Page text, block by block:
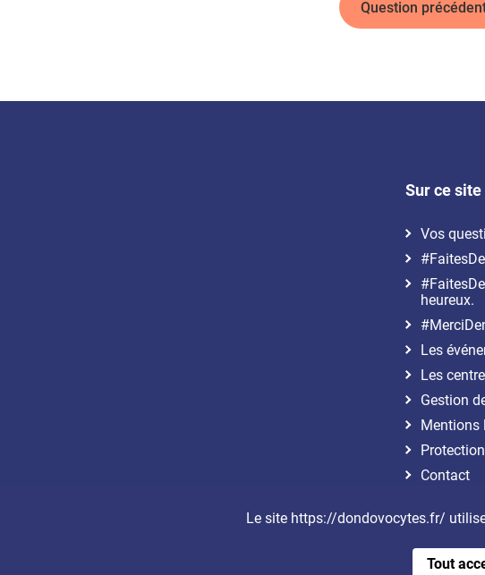
Le site https://dondovocytes.fr/
Tout
Question
Agence relevant du ministère de la Santé
Sur ce site
Vos
heureux.
Les
Les
Gestion
Mentions
Contact